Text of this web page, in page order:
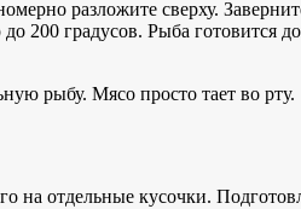
разложите сверху.
200 градусов. Рыба готовится
рыбу. Мясо просто тает во рту.
на отдельные кусочки.